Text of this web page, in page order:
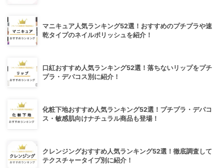
マニキュア人気ランキング52選！おすすめのプチプラや速
乾タイプのネイルポリッシュを紹介！
口紅おすすめ人気ランキング52選！落ちないリップをプチ
プラ・デパコス別に紹介！
化粧下地おすすめ人気ランキング52選！プチプラ・デパコ
ス・敏感肌向けナチュラル商品も登場！
クレンジングおすすめ人気ランキング52選！徹底調査して
テクスチャータイプ別に紹介！